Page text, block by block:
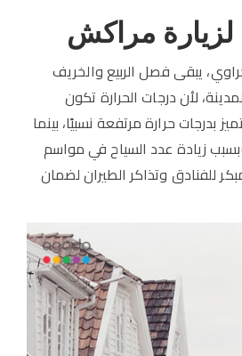
مراكش
يبقى فصل الربيع والخريف
لأن درجات الحرارة تكون
بدرجات حرارة مرتفعة نسبيًا، بينما
وبسبب زيادة عدد السياح في مواسم
للفنادق وتذاكر الطيران لضمان